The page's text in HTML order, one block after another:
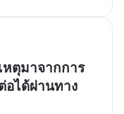
ตุมาจากการ
อได้ผ่านทาง